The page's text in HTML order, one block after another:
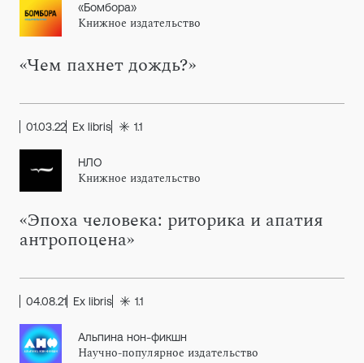
«Бомбора»
Книжное издательство
«Чем пахнет дождь?»
01.03.22 Ex libris 1.1
НЛО
Книжное издательство
«Эпоха человека: риторика и апатия
антропоцена»
04.08.21 Ex libris 1.1
Альпина нон-фикшн
Научно-популярное издательство